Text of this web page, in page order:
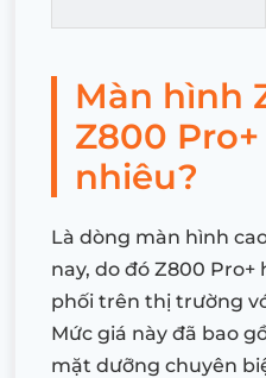
Màn hình
Z800
nhiêu?
Là dòng màn hình
nay, do đó Z800
phối trên thị trường
Mức giá này đã bao
mặt dưỡng chuyên